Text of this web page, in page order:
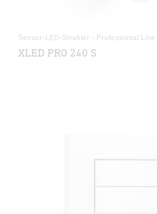
Sensor-LED-Strahler - Professional Line
XLED PRO 240 S